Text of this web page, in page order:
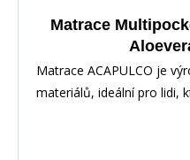
Matrace
Matrace ACAPULCO je
materiálů, ideální pro lidi,